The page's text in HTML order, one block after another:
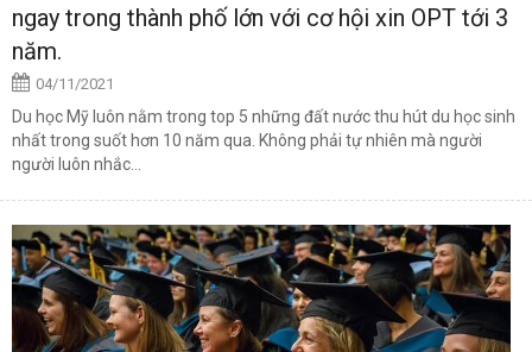
ngay trong thành phố lớn với cơ hội xin OPT tới 3
năm.
04/11/2021
Du học Mỹ luôn nằm trong top 5 những đất nước thu hút du học sinh
nhất trong suốt hơn 10 năm qua. Không phải tự nhiên mà người
người luôn nhắc...